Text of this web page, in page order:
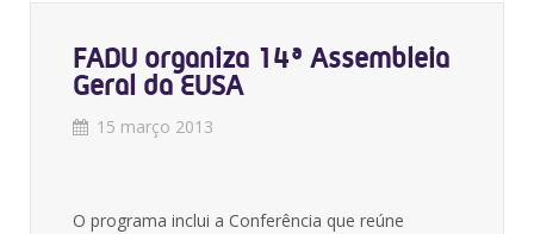
FADU organiza 14ª Assembleia
Geral da EUSA
15 março 2013
O programa inclui a Conferência que reúne